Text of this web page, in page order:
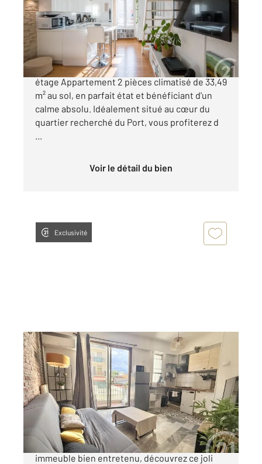
Appartement F2 à vendre
215 000 €
NICE - LE PORT - Charmant 2 pièces en dernier
étage Appartement 2 pièces climatisé de 33,49
m² au sol, en parfait état et bénéficiant d'un
calme absolu. Idéalement situé au cœur du
quartier recherché du Port, vous profiterez d
...
Voir le détail du bien
Exclusivité
NICE 06
29,77 m2
, 1 pièce
Ref : 2256
Appartement F1 à vendre
189 000 €
Nice Avenue de la Californie Au 2 étage d'un
immeuble bien entretenu, découvrez ce joli